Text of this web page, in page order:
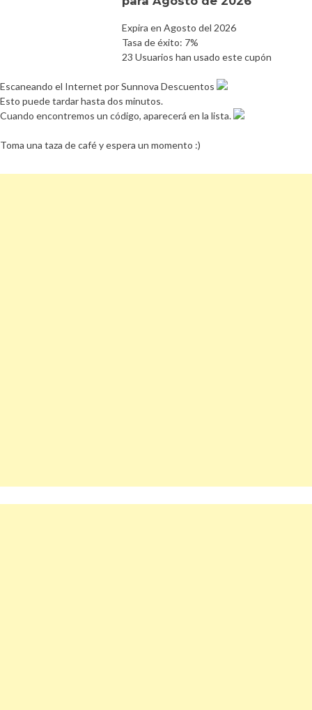
Expira en Agosto del 2026
Tasa de éxito: 7%
23 Usuarios han usado este cupón
Escaneando el Internet por Sunnova Descuentos
Esto puede tardar hasta dos minutos.
Cuando encontremos un código, aparecerá en la lista.
Toma una taza de café y espera un momento :)